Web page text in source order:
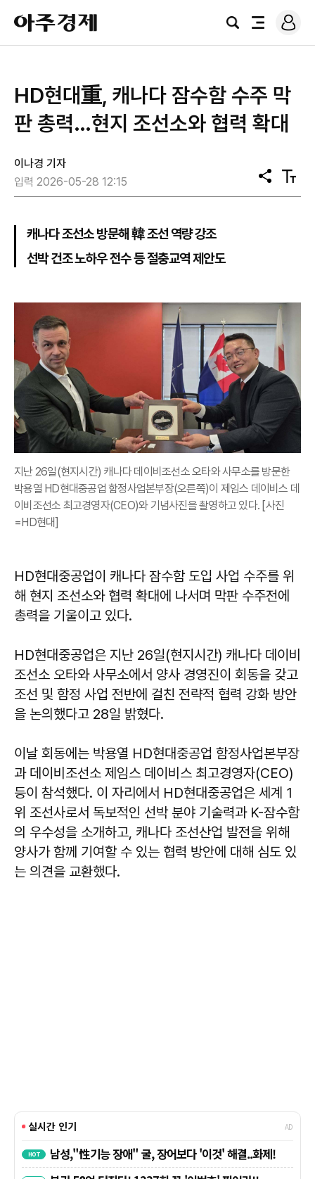
아
주
경
검
전
로
그
HD현대重, 캐나다 잠수함 수주 막
판 총력…현지 조선소와 협력 확대
이나경 기자
입력 2026-05-28 12:15
공
유
텍
스
캐나다 조선소 방문해 韓 조선 역량 강조
선박 건조 노하우 전수 등 절충교역 제안도
지난 26일(현지시간) 캐나다 데이비조선소 오타와 사무소를 방문한
박용열 HD현대중공업 함정사업본부장(오른쪽)이 제임스 데이비스 데
이비조선소 최고경영자(CEO)와 기념사진을 촬영하고 있다. [사진
=HD현대]
HD현대중공업이 캐나다 잠수함 도입 사업 수주를 위
해 현지 조선소와 협력 확대에 나서며 막판 수주전에
총력을 기울이고 있다.
HD현대중공업은 지난 26일(현지시간) 캐나다 데이비
조선소 오타와 사무소에서 양사 경영진이 회동을 갖고
조선 및 함정 사업 전반에 걸친 전략적 협력 강화 방안
을 논의했다고 28일 밝혔다.
이날 회동에는 박용열 HD현대중공업 함정사업본부장
과 데이비조선소 제임스 데이비스 최고경영자(CEO)
등이 참석했다. 이 자리에서 HD현대중공업은 세계 1
위 조선사로서 독보적인 선박 분야 기술력과 K-잠수함
의 우수성을 소개하고, 캐나다 조선산업 발전을 위해
양사가 함께 기여할 수 있는 협력 방안에 대해 심도 있
는 의견을 교환했다.